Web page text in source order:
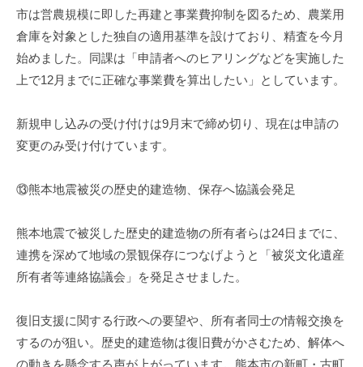
市は営農規模に即した再建と事業費抑制を図るため、農業用
倉庫を対象とした独自の適用基準を設けており、精査を今月
始めました。同課は「申請者へのヒアリングなどを実施した
上で12月までに正確な事業費を算出したい」としています。
新規申し込みの受け付けは9月末で締め切り、現在は申請の
変更のみ受け付けています。
⑬熊本地震被災の歴史的建造物、保存へ協議会発足
熊本地震で被災した歴史的建造物の所有者らは24日までに、
連携を深めて地域の景観保存につなげようと「被災文化遺産
所有者等連絡協議会」を発足させました。
復旧支援に関する行政への要望や、所有者同士の情報交換を
するのが狙い。歴史的建造物は復旧費がかさむため、解体へ
の動きを懸念する声が上がっています。熊本市の新町・古町